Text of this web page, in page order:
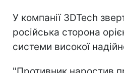
У компанії 3DTech
російська сторона
системи високої